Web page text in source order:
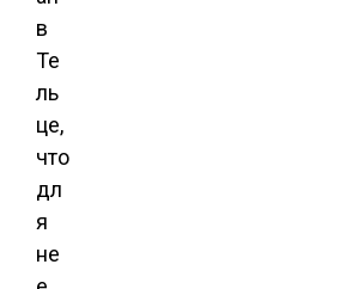
в
Те
ль
це,
что
дл
я
не